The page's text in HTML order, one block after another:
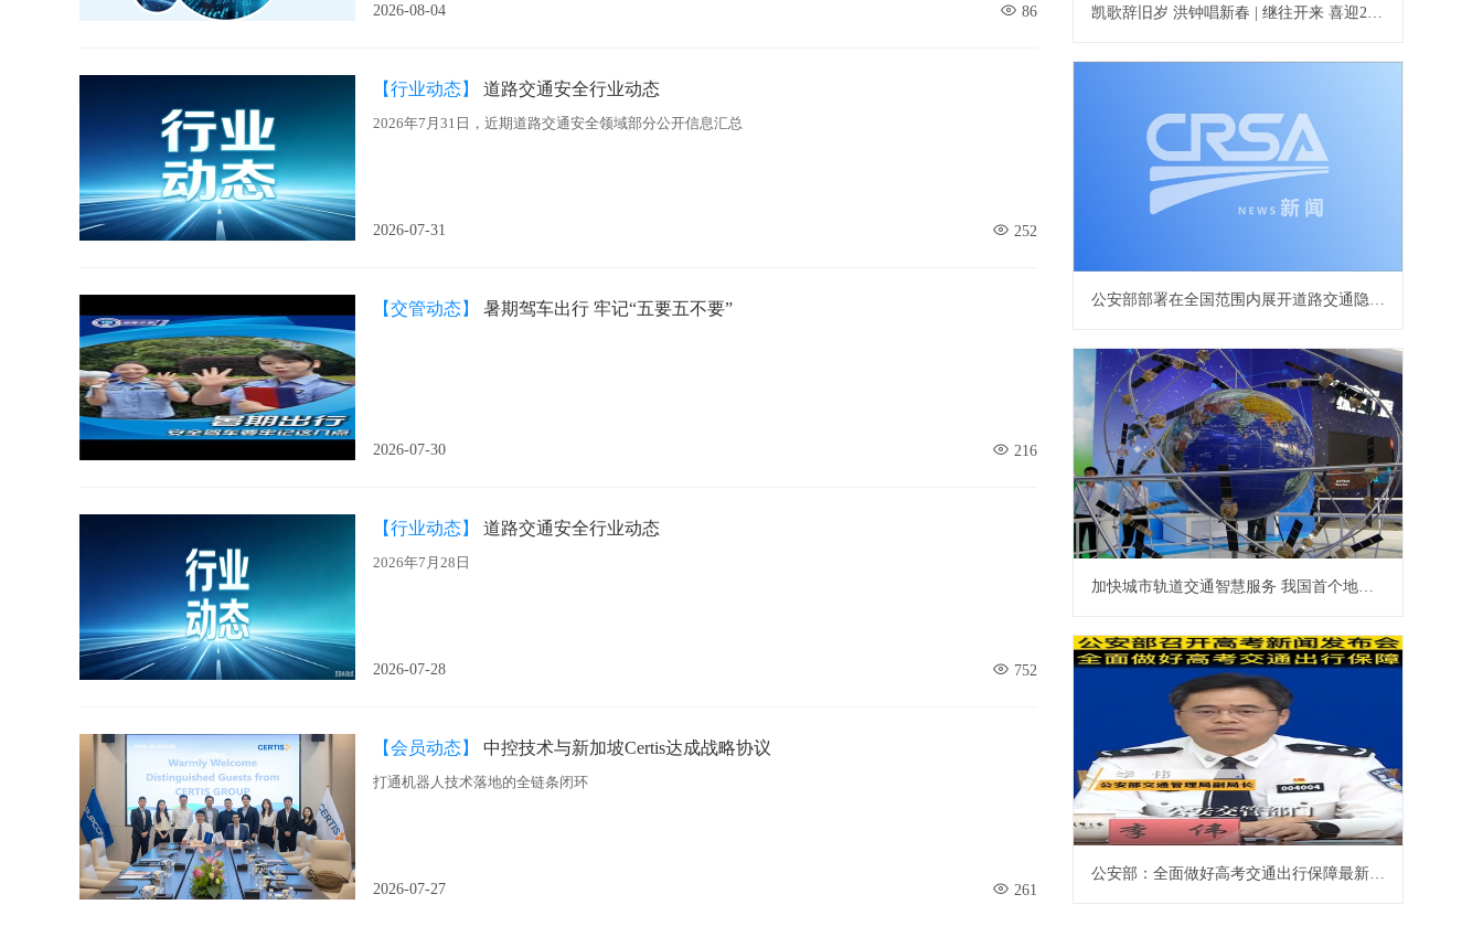
2026-08-04 86
【行业动态】 道路交通安全行业动态
2026年7月31日，近期道路交通安全领域部分公开信息汇总
2026-07-31 252
【交管动态】 暑期驾车出行 牢记“五要五不要”
2026-07-30 216
【行业动态】 道路交通安全行业动态
2026年7月28日
2026-07-28 752
【会员动态】 中控技术与新加坡Certis达成战略协议
打通机器人技术落地的全链条闭环
2026-07-27 261
凯歌辞旧岁 洪钟唱新春 | 继往开来 喜迎2023年
公安部部署在全国范围内展开道路交通隐患集中整治
加快城市轨道交通智慧服务 我国首个地铁北斗定位系统开建
公安部：全面做好高考交通出行保障最新推荐